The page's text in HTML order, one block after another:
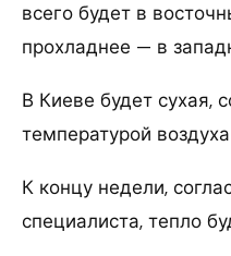
всего будет в
прохладнее — в
В Киеве будет сухая,
температурой воздуха
К концу недели,
специалиста, тепло